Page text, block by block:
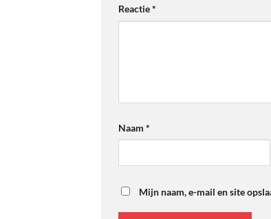
Reactie*
Naam *
Mijn naam, e-mail en site